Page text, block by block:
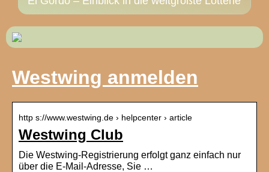
Westwing anmelden
http s://www.westwing.de › helpcenter › article
Westwing Club
Die Westwing-Registrierung erfolgt ganz einfach nur
über die E-Mail-Adresse, Sie …